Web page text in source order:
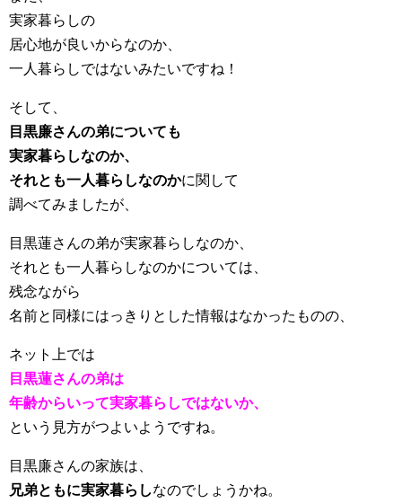
実家暮らしの
居心地が良いからなのか、
一人暮らしではないみたいですね！
そして、
目黒廉さんの弟についても
実家暮らしなのか、
それとも一人暮らしなのかに関して
調べてみましたが、
目黒蓮さんの弟が実家暮らしなのか、
それとも一人暮らしなのかについては、
残念ながら
名前と同様にはっきりとした情報はなかったものの、
ネット上では
目黒蓮さんの弟は
年齢からいって実家暮らしではないか、
という見方がつよいようですね。
目黒廉さんの家族は、
兄弟ともに実家暮らしなのでしょうかね。